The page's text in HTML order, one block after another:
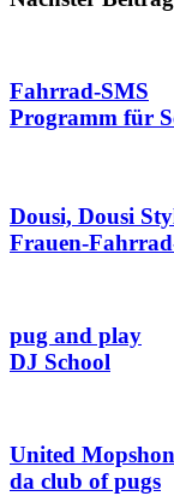
Fahrrad-SMS
Programm für
Dousi, Dousi
Frauen-
pug and play
DJ School
United
da club of pugs